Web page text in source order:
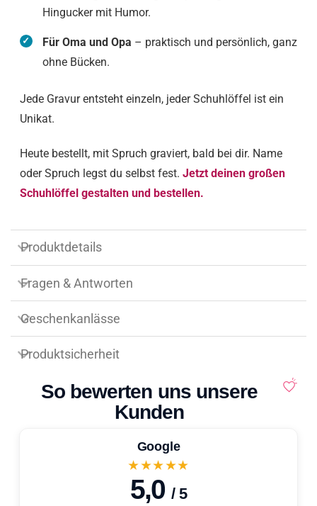
Hingucker mit Humor.
Für Oma und Opa – praktisch und persönlich, ganz
ohne Bücken.
Jede Gravur entsteht einzeln, jeder Schuhlöffel ist ein
Unikat.
Heute bestellt, mit Spruch graviert, bald bei dir. Name
oder Spruch legst du selbst fest. Jetzt deinen großen
Schuhlöffel gestalten und bestellen.
Produktdetails
Fragen & Antworten
Geschenkanlässe
Produktsicherheit
So bewerten uns unsere
Kunden
Google
★★★★★
5,0 / 5